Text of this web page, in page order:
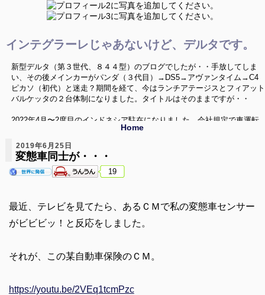
インテグラーレじゃあないけど、デルタです。
新型デルタ（第３世代、８４４型）のブログでしたが・・手放してしま
い、その後メインカーがパンダ（３代目）→DS5→アヴァンタイム→C4
ピカソ（初代）と迷走？期間を経て、今はランチアテージスとフィアット
バルケッタの２台体制になりました。タイトルはそのままですが・・
2022年4月〜2度目のインドネシア駐在になりました。会社規定で車運転
禁止という環境の中、なんとか車活が出来ないか、色々と模索していきた
いと思います。いつか帰国した時にはまた変態車を飼うぞ〜
ニューデルタ、Ｃ４ピカソ、バルケッタネタ以外に、海外のクルマ、珍し
い中古車、ミニカー（1/43）、シリーズネタ等でお送りしてます。
Home
2019年6月25日
変態車同士が・・・
19
最近、テレビを見てたら、あるＣＭで私の変態車センサー
がビビビッ！と反応をしました。
それが、この某自動車保険のＣＭ。
https://youtu.be/2VEq1tcmPzc